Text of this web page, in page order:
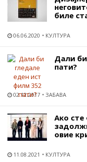
биле
06.06.2020 КУЛТУРА
Дали
пати?
02.12.2017 ЗАБАВА
Ако
овие
11.08.2021 КУЛТУРА